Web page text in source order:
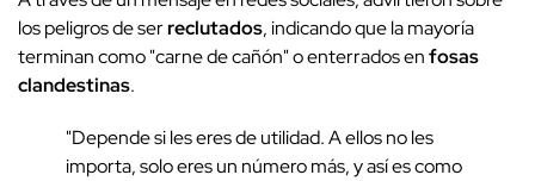
los peligros de serreclutados, indicando que la mayoría
terminan como "carne de cañón" o enterrados enfosas
clandestinas.
"Depende si les eres de utilidad. A ellos no les
importa, solo eres un número más, y así es como